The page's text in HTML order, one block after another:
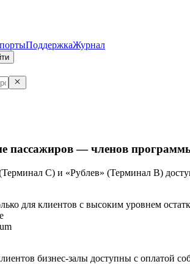
ПоддержкаЖурнал
пассажиров — членов
C) и «Рублев» (Терминал B)
для клиентов с высоким уровнем
бизнес-залы доступны с оплатой